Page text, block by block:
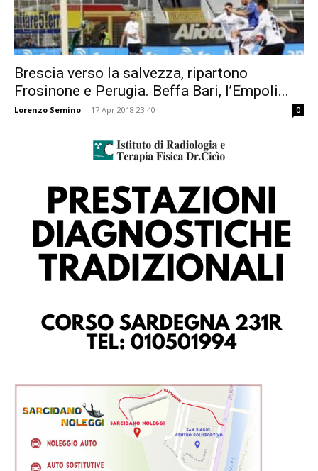
Brescia verso la salvezza, ripartono
Frosinone e Perugia. Beffa Bari, l’Empoli...
Lorenzo Semino - 17 Apr 2018 23:40 0